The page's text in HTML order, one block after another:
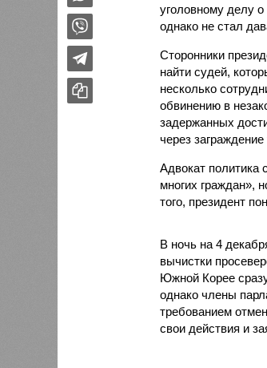
уголовному делу
однако не стал
Сторонники
найти судей,
несколько
обвинению в
задержанных
через
Адвокат политика
многих граждан»,
того, президент
В ночь на 4
вычистки
Южной Корее
однако члены
требованием
свои действия и